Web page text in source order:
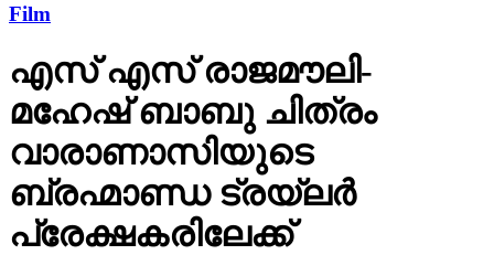
എസ് എസ് രാജമൗലി-
മഹേഷ് ബാബു ചിത്രം
വാരാണാസിയുടെ
ബ്രഹ്മാണ്ഡ ട്രയ്ലർ
പ്രേക്ഷകരിലേക്ക്
മഹേഷ് ബാബു, പ്രിയങ്ക ചോപ്ര, പൃഥ്വിരാജ് സുകുമാരൻ